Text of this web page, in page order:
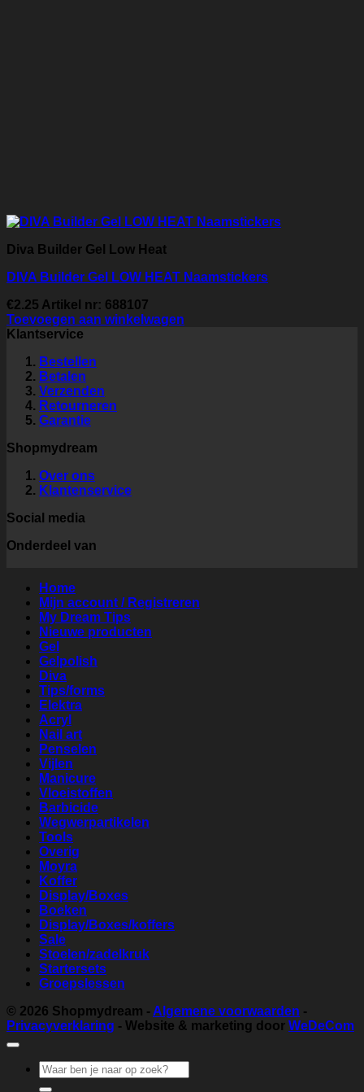
Diva Builder Gel Low Heat
DIVA Builder Gel LOW HEAT Naamstickers
€2.25 Artikel nr: 688107
Toevoegen aan winkelwagen
Klantservice
Bestellen
Betalen
Verzenden
Retourneren
Garantie
Shopmydream
Over ons
Klantenservice
Social media
Onderdeel van
Home
Mijn account / Registreren
My Dream Tips
Nieuwe producten
Gel
Gelpolish
Diva
Tips/forms
Elektra
Acryl
Nail art
Penselen
Vijlen
Manicure
Vloeistoffen
Barbicide
Wegwerpartikelen
Tools
Overig
Moyra
Koffer
Display/Boxes
Boeken
Display/Boxes/koffers
Sale
Stoelen/zadelkruk
Startersets
Groepslessen
© 2026 Shopmydream - Algemene voorwaarden -
Privacyverklaring - Website & marketing door WeDeCom
Zoeken
naar: